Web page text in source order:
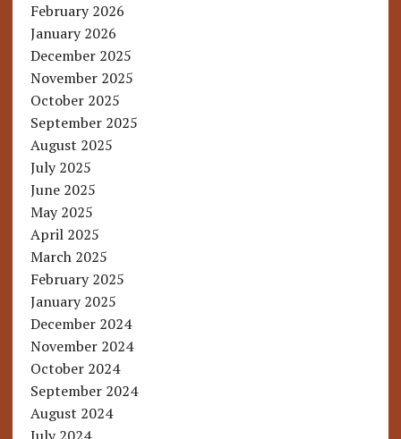
February 2026
January 2026
December 2025
November 2025
October 2025
September 2025
August 2025
July 2025
June 2025
May 2025
April 2025
March 2025
February 2025
January 2025
December 2024
November 2024
October 2024
September 2024
August 2024